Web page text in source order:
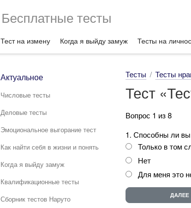
Бесплатные тесты
Тест на измену Когда я выйду замуж Тесты на
Актуальное
Числовые тесты
Деловые тесты
Эмоциональное выгорание тест
Как найти себя в жизни и понять
Когда я выйду замуж
Квалификационные тесты
Сборник тестов Наруто
Тесты Тесты
Тест
Вопрос 1 из 8
1. Способны ли вы
Только в том
Нет
Для меня это